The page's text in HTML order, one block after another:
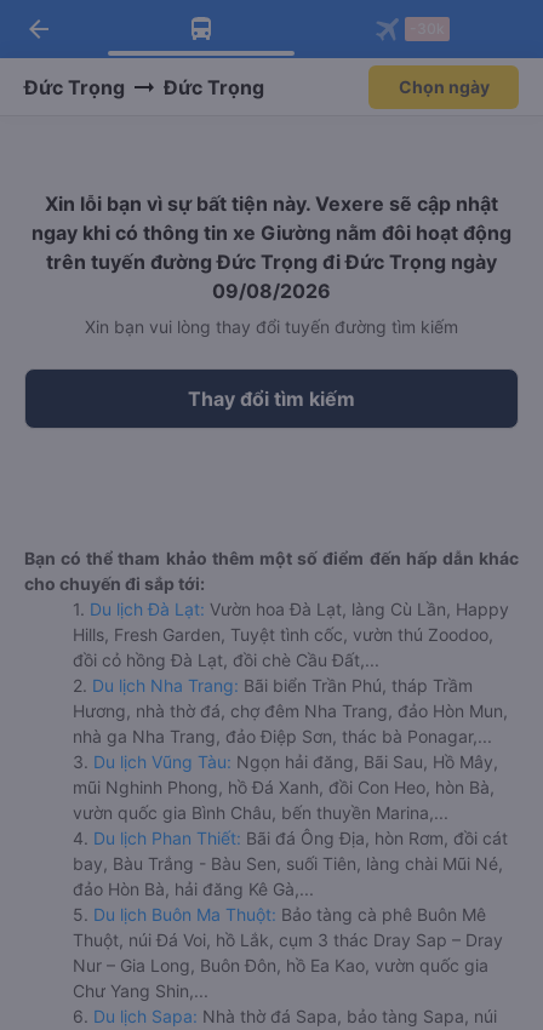
Tải app Vexere ngay!
Nhận ưu đãi thành viên độc
Mở app
Tải app Vexere
-30k/ghế khi đặt vé máy bay qua
Mở app
arrow_back
Đức Trọng Đức Trọng Chọn ngày
Xin lỗi bạn vì sự bất tiện này. Vexere sẽ cập nhật
ngay khi có thông tin xe Giường nằm đôi hoạt động
trên tuyến đường Đức Trọng đi Đức Trọng ngày
09/08/2026
Xin bạn vui lòng thay đổi tuyến đường tìm kiếm
Thay đổi tìm kiếm
Bạn có thể tham khảo thêm một số điểm đến hấp dẫn khác
cho chuyến đi sắp tới:
1. Du lịch Đà Lạt: Vườn hoa Đà Lạt, làng Cù Lần, Happy
Hills, Fresh Garden, Tuyệt tình cốc, vườn thú Zoodoo,
đồi cỏ hồng Đà Lạt, đồi chè Cầu Đất,...
2. Du lịch Nha Trang: Bãi biển Trần Phú, tháp Trầm
Hương, nhà thờ đá, chợ đêm Nha Trang, đảo Hòn Mun,
nhà ga Nha Trang, đảo Điệp Sơn, thác bà Ponagar,...
3. Du lịch Vũng Tàu: Ngọn hải đăng, Bãi Sau, Hồ Mây,
mũi Nghinh Phong, hồ Đá Xanh, đồi Con Heo, hòn Bà,
vườn quốc gia Bình Châu, bến thuyền Marina,...
4. Du lịch Phan Thiết: Bãi đá Ông Địa, hòn Rơm, đồi cát
bay, Bàu Trắng - Bàu Sen, suối Tiên, làng chài Mũi Né,
đảo Hòn Bà, hải đăng Kê Gà,...
5. Du lịch Buôn Ma Thuột: Bảo tàng cà phê Buôn Mê
Thuột, núi Đá Voi, hồ Lắk, cụm 3 thác Dray Sap – Dray
Nur – Gia Long, Buôn Đôn, hồ Ea Kao, vườn quốc gia
Chư Yang Shin,...
6. Du lịch Sapa: Nhà thờ đá Sapa, bảo tàng Sapa, núi